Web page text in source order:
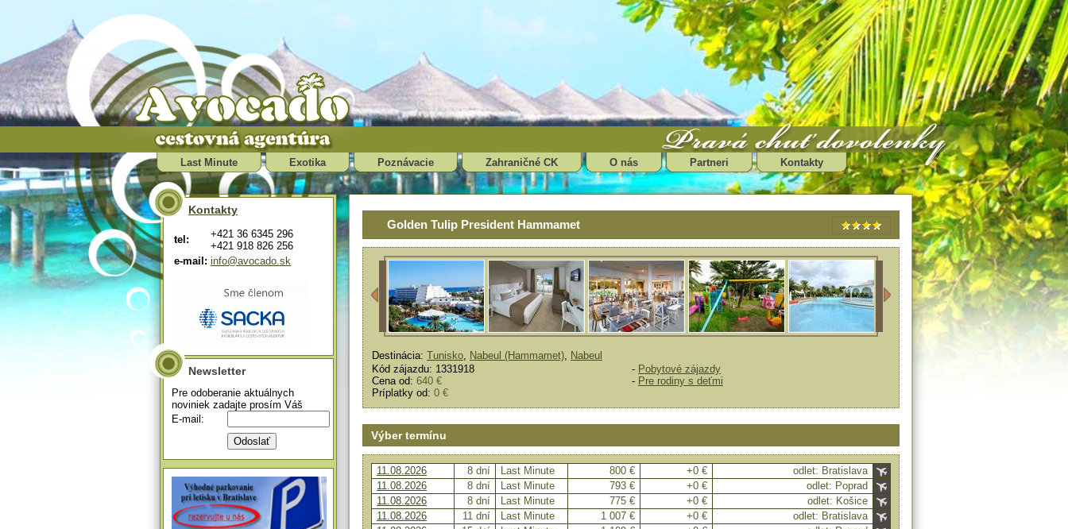
Last Minute Exotika Poznávacie Zahraničné CK O nás Partneri Kontakty
Golden Tulip President Hammamet
Destinácia: Tunisko, Nabeul (Hammamet), Nabeul
Kód zájazdu: 1331918
Cena od: 640 €
Príplatky od: 0 €
- Pobytové zájazdy
- Pre rodiny s deťmi
Výber termínu
11.08.2026 8 dní Last Minute 800 € +0 €
odlet: Bratislava
11.08.2026
8 dní Last Minute 793 € +0 €
odlet: Poprad
11.08.2026
8 dní Last Minute 775 € +0 €
odlet: Košice
11.08.2026
11 dní Last Minute 1 007 € +0 €
odlet: Bratislava
Kontakty
tel:
+421 36 6345 296
+421 918 826 256
e-mail: info@avocado.sk
Newsletter
Pre odoberanie aktuálnych
noviniek zadajte prosím Váš
E-mail: